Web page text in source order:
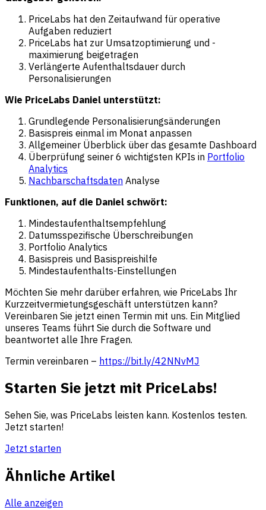
PriceLabs hat den Zeitaufwand für operative
Aufgaben reduziert
PriceLabs hat zur Umsatzoptimierung und -
maximierung beigetragen
Verlängerte Aufenthaltsdauer durch
Personalisierungen
Wie PriceLabs Daniel unterstützt:
Grundlegende Personalisierungsänderungen
Basispreis einmal im Monat anpassen
Allgemeiner Überblick über das gesamte Dashboard
Überprüfung seiner 6 wichtigsten KPIs in Portfolio
Analytics
Nachbarschaftsdaten Analyse
Funktionen, auf die Daniel schwört:
Mindestaufenthaltsempfehlung
Datumsspezifische Überschreibungen
Portfolio Analytics
Basispreis und Basispreishilfe
Mindestaufenthalts-Einstellungen
Möchten Sie mehr darüber erfahren, wie PriceLabs Ihr
Kurzzeitvermietungsgeschäft unterstützen kann?
Vereinbaren Sie jetzt einen Termin mit uns. Ein Mitglied
unseres Teams führt Sie durch die Software und
beantwortet alle Ihre Fragen.
Termin vereinbaren – https://bit.ly/42NNvMJ
Starten Sie jetzt mit PriceLabs!
Sehen Sie, was PriceLabs leisten kann. Kostenlos testen.
Jetzt starten!
Jetzt starten
Ähnliche Artikel
Alle anzeigen